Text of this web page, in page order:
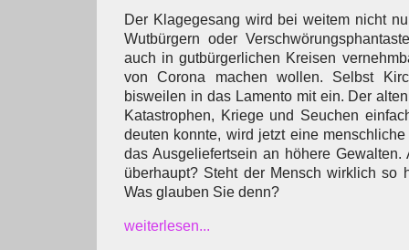
Der Klagegesang wird bei weitem nicht
Wutbürgern oder
auch in gutbürgerlichen Kreisen
von Corona machen wollen. Selbst
bisweilen in das Lamento mit ein. Der
Katastrophen, Kriege und Seuchen
deuten konnte, wird jetzt eine
das Ausgeliefertsein an höhere Gewalten.
überhaupt? Steht der Mensch wirklich so
Was glauben Sie denn?
weiterlesen...